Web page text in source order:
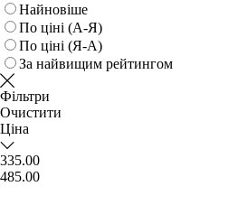
Найновіше
По ціні (А-Я)
По ціні (Я-А)
За найвищим рейтингом
Фільтри
Очистити
Ціна
335.00
485.00